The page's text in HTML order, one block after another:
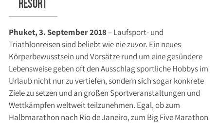
Resort
Phuket, 3. September 2018– Laufsport- und
Triathlonreisen sind beliebt wie nie zuvor. Ein neues
Körperbewusstsein und Vorsätze rund um eine gesündere
Lebensweise geben oft den Ausschlag sportliche Hobbys im
Urlaub nicht nur zu vertiefen, sondern sich sogar konkrete
Ziele zu setzen und an großen Sportveranstaltungen und
Wettkämpfen weltweit teilzunehmen. Egal, ob zum
Halbmarathon nach Rio de Janeiro, zum Big Five Marathon